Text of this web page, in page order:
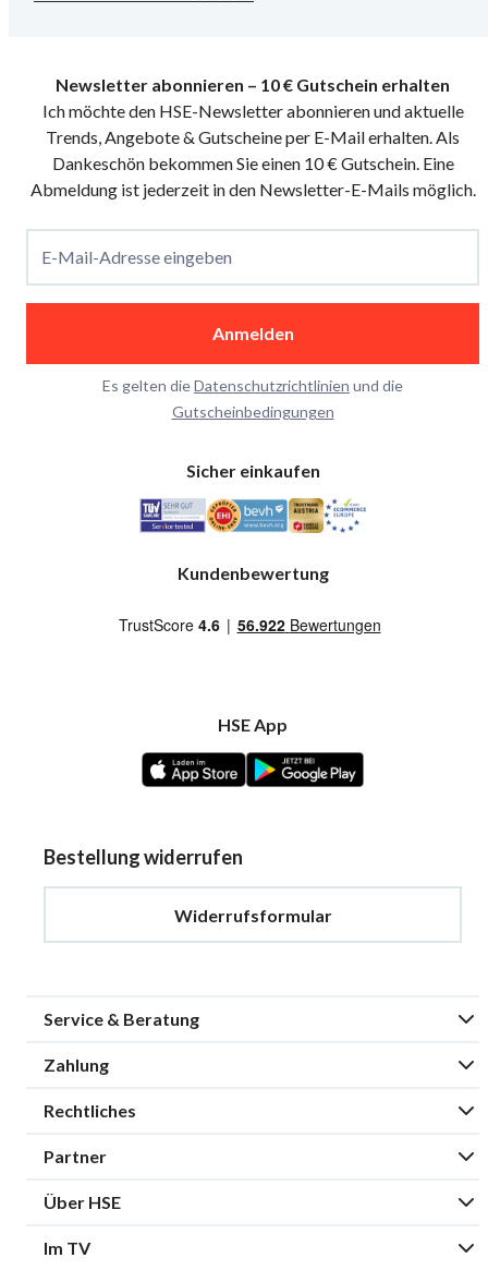
Newsletter abonnieren – 10 € Gutschein erhalten
Ich möchte den HSE-Newsletter abonnieren und aktuelle
Trends, Angebote & Gutscheine per E-Mail erhalten. Als
Dankeschön bekommen Sie einen 10 € Gutschein. Eine
Abmeldung ist jederzeit in den Newsletter-E-Mails möglich.
E-Mail-Adresse eingeben
Anmelden
Es gelten dieDatenschutzrichtlinien und die
Gutscheinbedingungen
Sicher einkaufen
Kundenbewertung
HSE App
Bestellung widerrufen
Widerrufsformular
Service & Beratung
Zahlung
Rechtliches
Partner
Über HSE
Im TV